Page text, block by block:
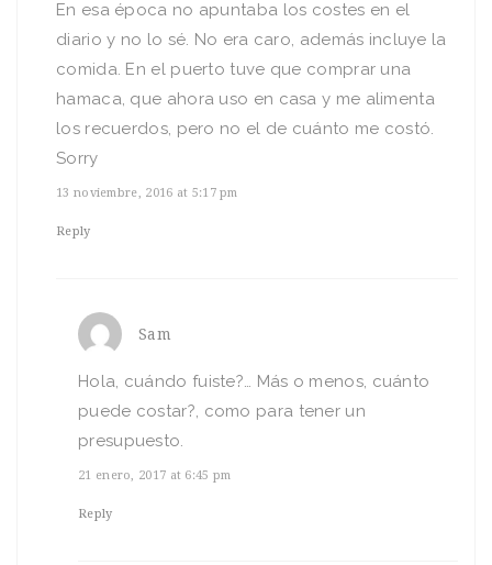
En esa época no apuntaba los costes en el
diario y no lo sé. No era caro, además incluye la
comida. En el puerto tuve que comprar una
hamaca, que ahora uso en casa y me alimenta
los recuerdos, pero no el de cuánto me costó.
Sorry
13 noviembre, 2016 at 5:17 pm
Reply
Sam
Hola, cuándo fuiste?… Más o menos, cuánto
puede costar?, como para tener un
presupuesto.
21 enero, 2017 at 6:45 pm
Reply